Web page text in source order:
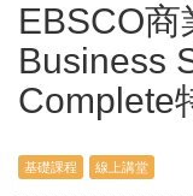
EBSCO商
Business
Complete
基礎課程 線上講堂